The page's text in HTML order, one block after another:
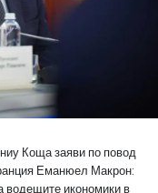
Коща заяви по повод
Еманюел Макрон:
водещите икономики в